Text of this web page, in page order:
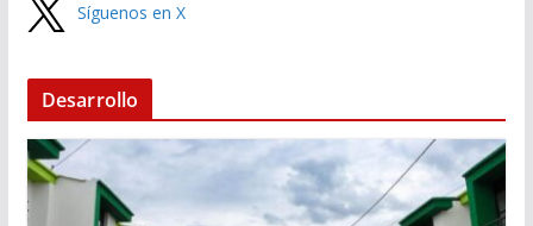
Síguenos en X
Desarrollo